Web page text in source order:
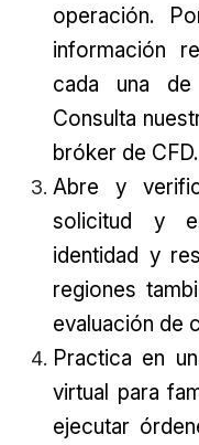
operación.
información
cada una de
Consulta
bróker de CFD.
Abre y
solicitud y
identidad y
regiones
evaluación de
Practica en
virtual para
ejecutar